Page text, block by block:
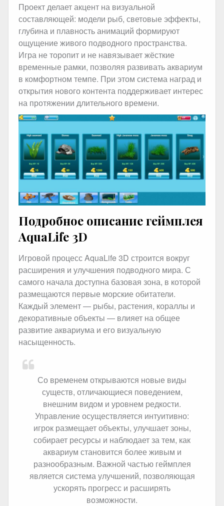
Проект делает акцент на визуальной
составляющей: модели рыб, световые эффекты,
глубина и плавность анимаций формируют
ощущение живого подводного пространства.
Игра не торопит и не навязывает жёсткие
временные рамки, позволяя развивать аквариум
в комфортном темпе. При этом система наград и
открытия нового контента поддерживает интерес
на протяжении длительного времени.
Подробное описание геймплея
AquaLife 3D
Игровой процесс AquaLife 3D строится вокруг
расширения и улучшения подводного мира. С
самого начала доступна базовая зона, в которой
размещаются первые морские обитатели.
Каждый элемент — рыбы, растения, кораллы и
декоративные объекты — влияет на общее
развитие аквариума и его визуальную
насыщенность.
Со временем открываются новые виды
существ, отличающиеся поведением,
внешним видом и уровнем редкости.
Управление осуществляется интуитивно:
игрок размещает объекты, улучшает зоны,
собирает ресурсы и наблюдает за тем, как
аквариум становится более живым и
разнообразным. Важной частью геймплея
является система улучшений, позволяющая
ускорять прогресс и расширять
возможности.